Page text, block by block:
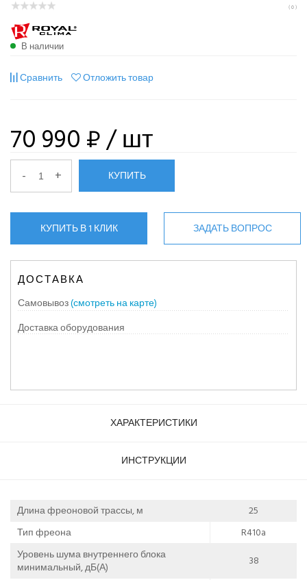
( 0 )
В наличии
Сравнить Отложить товар
70 990 ₽/ шт
- + КУПИТЬ
КУПИТЬ В 1 КЛИК ЗАДАТЬ ВОПРОС
ДОСТАВКА
Самовывоз(смотреть на карте)
Доставка оборудования
ХАРАКТЕРИСТИКИ
ИНСТРУКЦИИ
Длина фреоновой трассы, м
25
Тип фреона
R410a
Уровень шума внутреннего блока
минимальный, дБ(А)
38